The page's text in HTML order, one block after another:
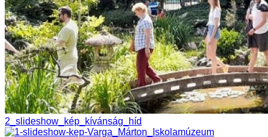
2_slideshow_kép_kívánság_híd